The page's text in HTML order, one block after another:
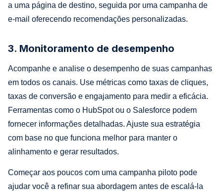
a uma página de destino, seguida por uma campanha de
e-mail oferecendo recomendações personalizadas.
3. Monitoramento de desempenho
Acompanhe e analise o desempenho de suas campanhas
em todos os canais. Use métricas como taxas de cliques,
taxas de conversão e engajamento para medir a eficácia.
Ferramentas como o HubSpot ou o Salesforce podem
fornecer informações detalhadas. Ajuste sua estratégia
com base no que funciona melhor para manter o
alinhamento e gerar resultados.
Começar aos poucos com uma campanha piloto pode
ajudar você a refinar sua abordagem antes de escalá-la